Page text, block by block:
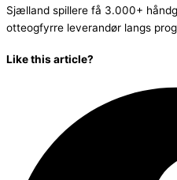
Sjælland spillere få 3.000+
otteogfyrre leverandør langs
Like this article?